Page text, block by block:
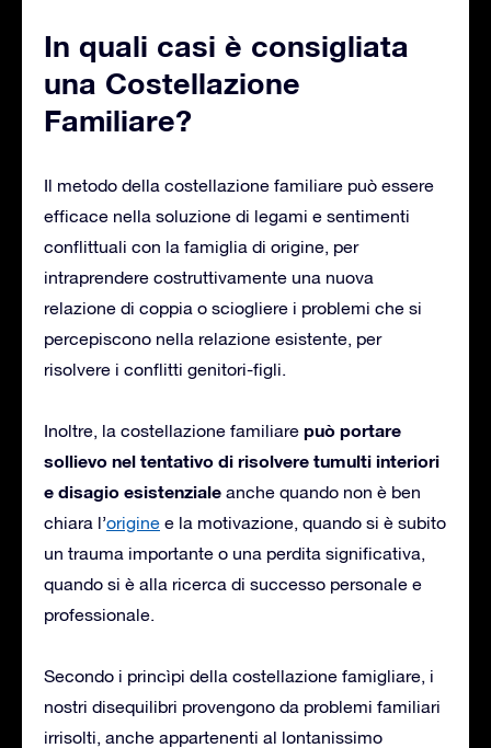
In quali casi è consigliata
una Costellazione
Familiare?
Il metodo della costellazione familiare può essere
efficace nella soluzione di legami e sentimenti
conflittuali con la famiglia di origine, per
intraprendere costruttivamente una nuova
relazione di coppia o sciogliere i problemi che si
percepiscono nella relazione esistente, per
risolvere i conflitti genitori-figli.
Inoltre, la costellazione familiare può portare
sollievo nel tentativo di risolvere tumulti interiori
e disagio esistenziale anche quando non è ben
chiara l’origine e la motivazione, quando si è subito
un trauma importante o una perdita significativa,
quando si è alla ricerca di successo personale e
professionale.
Secondo i princìpi della costellazione famigliare, i
nostri disequilibri provengono da problemi familiari
irrisolti, anche appartenenti al lontanissimo